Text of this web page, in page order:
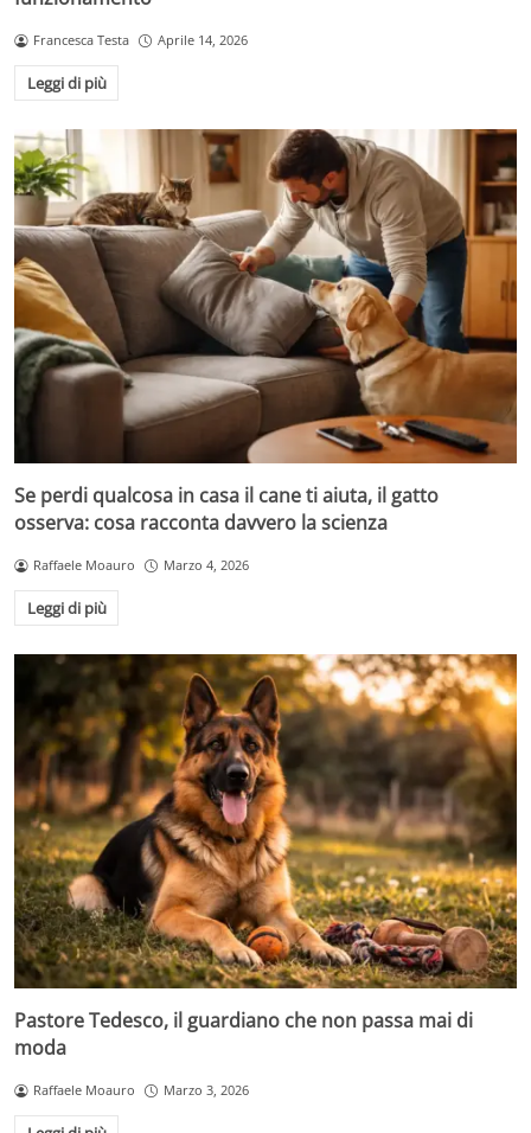
Francesca Testa Aprile 14, 2026
Leggi di più
Se perdi qualcosa in casa il cane ti aiuta, il gatto
osserva: cosa racconta davvero la scienza
Raffaele Moauro Marzo 4, 2026
Leggi di più
Pastore Tedesco, il guardiano che non passa mai di
moda
Raffaele Moauro Marzo 3, 2026